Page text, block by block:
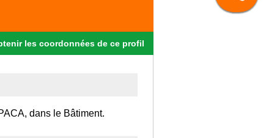
les coordonnées de ce profil
dans le Bâtiment.